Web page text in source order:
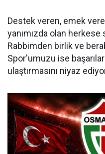
Destek veren, emek
yanımızda olan
Rabbimden birlik ve
Spor'umuzu ise
ulaştırmasını niyaz